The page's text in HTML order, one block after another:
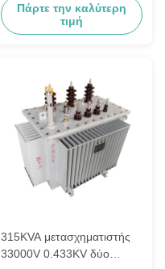
60Hz χαμηλής τάσης
τύπων πετρελαίου
Πάρτε την καλύτερη
τιμή
315KVA μετασχηματιστής
33000V 0.433KV δύο